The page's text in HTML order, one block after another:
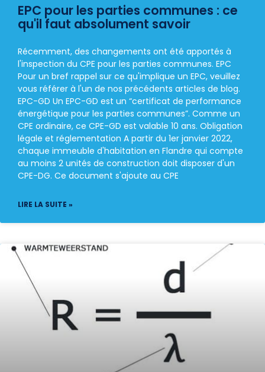
EPC pour les parties communes : ce
qu'il faut absolument savoir
Récemment, des changements ont été apportés à
l'inspection du CPE pour les parties communes. EPC
Pour un bref rappel sur ce qu'implique un EPC, veuillez
vous référer à l'un de nos précédents articles de blog.
EPC-GD Un EPC-GD est un “certificat de performance
énergétique pour les parties communes”. Comme un
CPE ordinaire, ce CPE-GD est valable 10 ans. Obligation
légale et réglementation A partir du 1er janvier 2022,
chaque immeuble d'habitation en Flandre qui compte
au moins 2 unités de construction doit disposer d'un
CPE-DG. Ce document s'ajoute au CPE
LIRE LA SUITE »